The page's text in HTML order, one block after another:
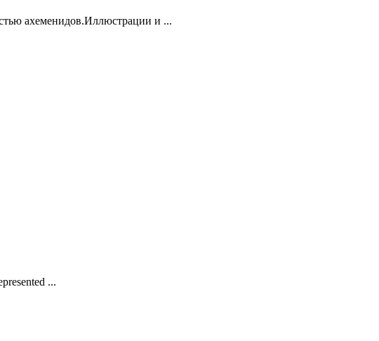
ахеменидов.Иллюстрации и ...
...